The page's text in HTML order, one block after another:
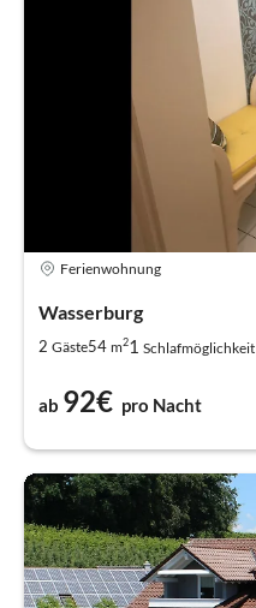
Ferienwohnung
Wasserburg
2 Gäste54 m21 Schlafmöglichkeit
ab 92€ pro Nacht